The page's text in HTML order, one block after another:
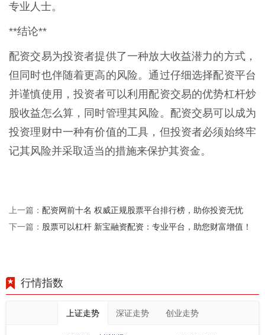
专业人士。
**结论**
配资交易为投资者提供了一种放大收益潜力的方式，
但同时也伴随着更高的风险。通过仔细选择配资平台
并谨慎使用，投资者可以利用配资交易的优势杠杆炒
股收益怎么算，同时管理其风险。配资交易可以成为
投资理财中一种有价值的工具，但投资者必须始终牢
记其风险并采取适当的措施来保护其资金。
上一篇： 配资网前十名 权威正规股票平台排行榜，助你投资无忧
下一篇： 股票可以杠杆 新宝融资配资：专业平台，助您财富增值！
行情指数
上证走势 深证走势 创业走势